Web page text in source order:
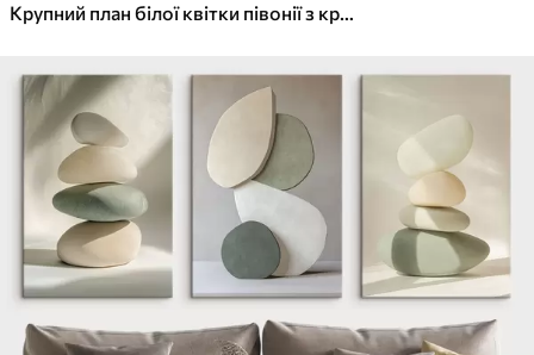
Крупний план білої квітки півонії з крапельками води на пелюстках на розмитому фоні